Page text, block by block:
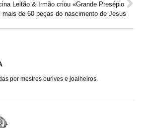
Leitão & Irmão criou «Grande Presépio
mais de 60 peças do nascimento de Jesus
por mestres ourives e joalheiros.